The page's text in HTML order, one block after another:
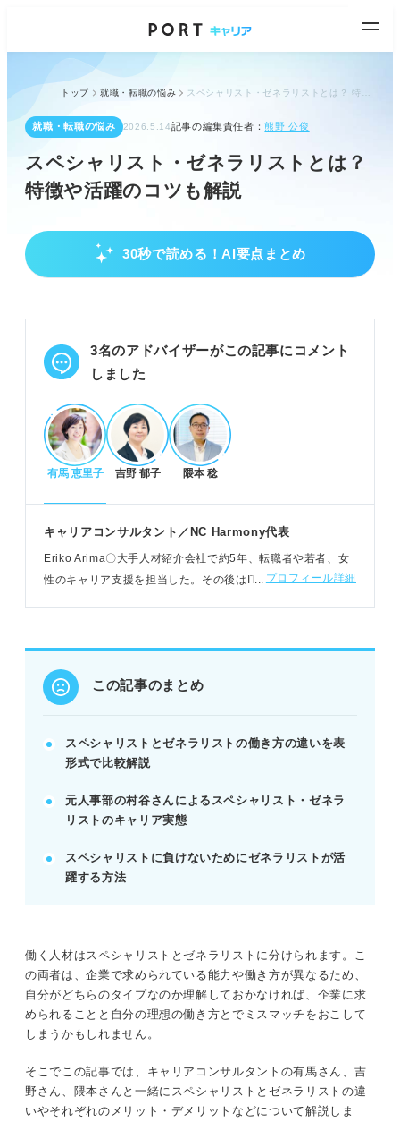
トップ 就職・転職の悩み
就職・転職の悩み 2026.5.14記事の編集責任者：熊野 公俊
スペシャリスト・ゼネラリストとは？
特徴や活躍のコツも解説
30秒で読める！AI要点まとめ
スペシャリスト・ゼネラリストの違いを理解し
働き方・給与・仕事例で両者の違いを比較できる。
POINT：早期に自身のキャリアタイプを見極めるこ
あなたはどっち？メリット・デメリットと適性
ゼネラリストは早く出世でき多様な人と関われる。
適性は「探求心」か「柔軟な対応力」で判断でき
POINT：技術習得の時間やキャリアチェンジの難易
キャリア選択のタイミングと活躍のヒント
入社後3年以内を目安にキャリア方向性を定めよ
う。
知識の深化と進化で両立も可能である。
POINT：給与だけでなく、自分の「楽しい働き方」
スペシャリスト・ゼネラリストの違いを表で解
説！
どっちに適性があるか見極めよう！ スペシャ
リストとゼネラリストに向いている人
スペシャリスト・ゼネラリストどちらを目指す
べきかはいつ考えるべき？
と併せてご確認ください。
3名のアドバイザーがこの記事にコメント
しました
有馬 恵里子 吉野 郁子 隈本 稔
キャリアコンサルタント／NC Harmony代表
Eriko Arima〇大手人材紹介会社で約5年、転職者や若者、女
性のキャリア支援を担当した。その後はIT企業の採用責任者
プロフィール詳細
この記事のまとめ
スペシャリストとゼネラリストの働き方の違いを表
形式で比較解説
元人事部の村谷さんによるスペシャリスト・ゼネラ
リストのキャリア実態
スペシャリストに負けないためにゼネラリストが活
躍する方法
働く人材はスペシャリストとゼネラリストに分けられます。こ
の両者は、企業で求められている能力や働き方が異なるため、
自分がどちらのタイプなのか理解しておかなければ、企業に求
められることと自分の理想の働き方とでミスマッチをおこして
しまうかもしれません。
そこでこの記事では、キャリアコンサルタントの有馬さん、吉
野さん、隈本さんと一緒にスペシャリストとゼネラリストの違
いやそれぞれのメリット・デメリットなどについて解説しま